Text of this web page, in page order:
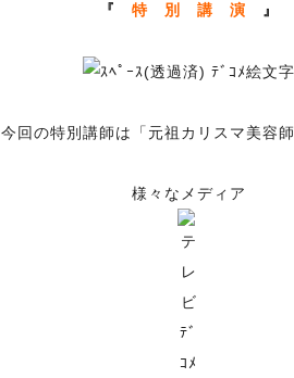
『 特 別 講 演 』
今回の特別講師は「元祖カリスマ美容
様々なメディア